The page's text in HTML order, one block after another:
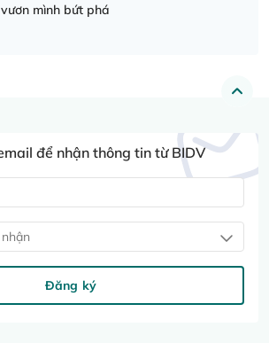
mình bứt phá
để nhận thông tin từ BIDV
Đăng ký